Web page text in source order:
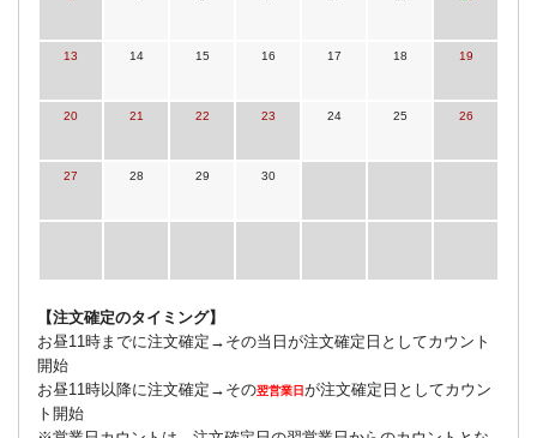
13 14 15 16 17 18 19
20 21 22 23 24 25 26
27 28 29 30
【注文確定のタイミング】
お昼11時までに注文確定→その当日が注文確定日としてカウント
開始
お昼11時以降に注文確定→その翌営業日が注文確定日としてカウン
ト開始